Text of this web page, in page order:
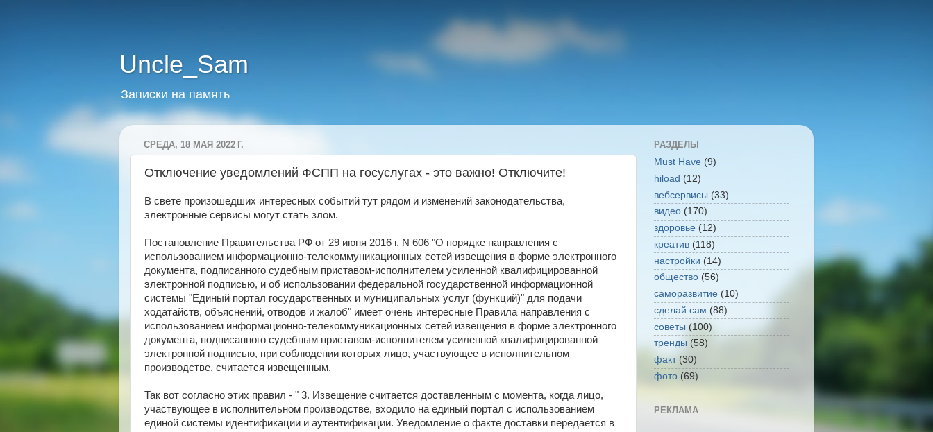
Uncle_Sam
Записки на память
СРЕДА, 18 МАЯ 2022 Г.
Отключение уведомлений ФСПП на госуслугах - это важно! Отключите!
В свете произошедших интересных событий тут рядом и изменений законодательства,
электронные сервисы могут стать злом.
Постановление Правительства РФ от 29 июня 2016 г. N 606 "О порядке направления с
использованием информационно-телекоммуникационных сетей извещения в форме электронного
документа, подписанного судебным приставом-исполнителем усиленной квалифицированной
электронной подписью, и об использовании федеральной государственной информационной
системы "Единый портал государственных и муниципальных услуг (функций)" для подачи
ходатайств, объяснений, отводов и жалоб" имеет очень интересные Правила направления с
использованием информационно-телекоммуникационных сетей извещения в форме электронного
документа, подписанного судебным приставом-исполнителем усиленной квалифицированной
электронной подписью, при соблюдении которых лицо, участвующее в исполнительном
производстве, считается извещенным.
Так вот согласно этих правил - " 3. Извещение считается доставленным с момента, когда лицо,
участвующее в исполнительном производстве, входило на единый портал с использованием
единой системы идентификации и аутентификации. Уведомление о факте доставки передается в
РАЗДЕЛЫ
Must Have (9)
hiload (12)
вебсервисы (33)
видео (170)
здоровье (12)
креатив (118)
настройки (14)
общество (56)
саморазвитие (10)
сделай сам (88)
советы (100)
тренды (58)
факт (30)
фото (69)
РЕКЛАМА